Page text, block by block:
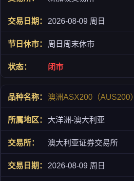
2026-08-09 周日
周日周末休市
闭市
澳洲ASX200（AUS200）
大洋洲-澳大利亚
澳大利亚证券交易所
2026-08-09 周日